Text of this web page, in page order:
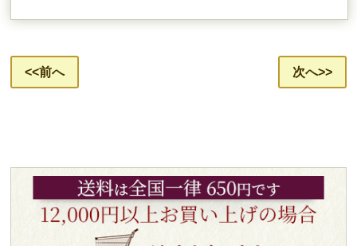
<<前へ 次へ>>